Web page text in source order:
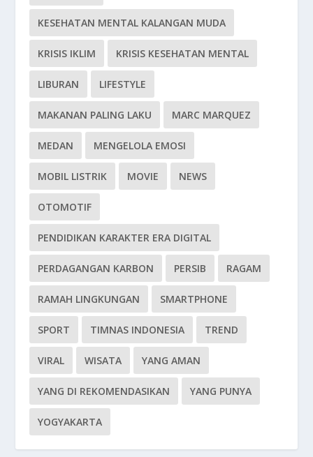
KESEHATAN MENTAL KALANGAN MUDA
KRISIS IKLIM KRISIS KESEHATAN MENTAL
LIBURAN LIFESTYLE
MAKANAN PALING LAKU MARC MARQUEZ
MEDAN MENGELOLA EMOSI
MOBIL LISTRIK MOVIE NEWS
OTOMOTIF
PENDIDIKAN KARAKTER ERA DIGITAL
PERDAGANGAN KARBON PERSIB RAGAM
RAMAH LINGKUNGAN SMARTPHONE
SPORT TIMNAS INDONESIA TREND
VIRAL WISATA YANG AMAN
YANG DI REKOMENDASIKAN YANG PUNYA
YOGYAKARTA